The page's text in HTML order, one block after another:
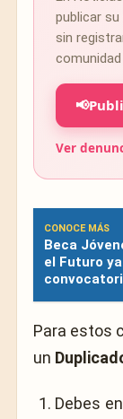
publicar
sin
📢
Ver
CONOCE MÁS
Beca
el Futuro
Para estos
un
Debes